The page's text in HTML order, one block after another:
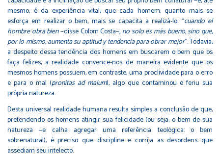
mesmo, é da experiência vital, que cada homem, quanto mais se
esforça em realizar o bem, mais se capacita a realizá-lo: “cuando el
hombre obra bien−disse Colom Costa−, no solo es más bueno, sino que,
por lo mismo, aumenta su aptitud y tendencia para obrar mejor”. Todavia,
a despeito dessa tendência dos homens em buscarem o bem que os
faça felizes, a realidade convence-nos de maneira evidente que os
mesmos homens possuem, em contraste, uma proclividade para o erro
e para o mal (pronitas ad malum), algo que contaminou e feriu sua
própria natureza.
Desta universal realidade humana resulta simples a conclusão de que,
pretendendo os homens atingir sua felicidade (ou seja, o bem de sua
natureza −e calha agregar uma referência teológica: o bem
sobrenatural), é preciso que discipline e corrija as desordens que
assediam seu intelecto.